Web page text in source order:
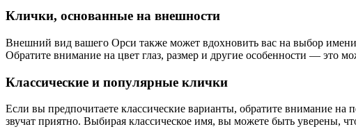
Клички, основанные на внешности
Внешний вид вашего Орси также может вдохновить вас на выбор
Обратите внимание на цвет глаз, размер и другие особенности — это
Классические и популярные клички
Если вы предпочитаете классические варианты, обратите внимание
звучат приятно. Выбирая классическое имя, вы можете быть уверены,